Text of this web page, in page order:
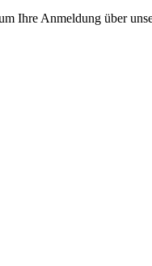
Ihre Anmeldung über